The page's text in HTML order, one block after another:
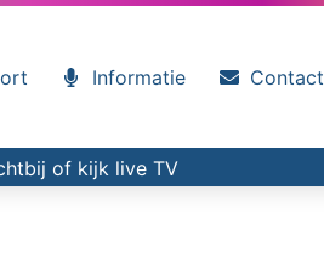
Informatie Contact
of kijk live TV